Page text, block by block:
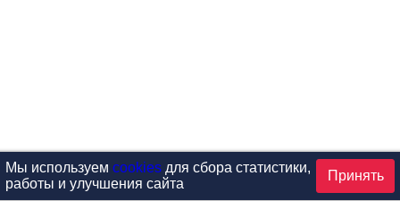
Мы используем cookiesдля сбора статистики,
работы и улучшения сайта
Принять